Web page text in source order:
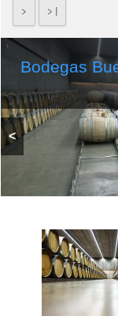
> > |
Bodegas
<